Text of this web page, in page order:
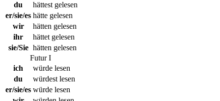
du
hättest gelesen
er/sie/es hätte gelesen
wir
hätten gelesen
ihr
hättet gelesen
sie/Sie hätten gelesen
Futur I
ich
würde lesen
du
würdest lesen
er/sie/es würde lesen